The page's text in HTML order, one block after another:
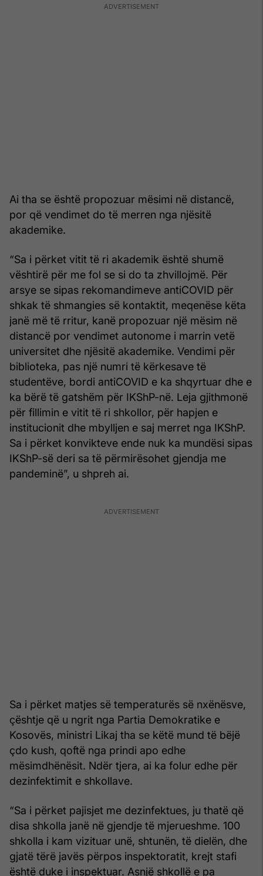
Ai tha se është propozuar mësimi në distancë,
por që vendimet do të merren nga njësitë
akademike.
“Sa i përket vitit të ri akademik është shumë
vështirë për me fol se si do ta zhvillojmë. Për
arsye se sipas rekomandimeve antiCOVID për
shkak të shmangies së kontaktit, meqenëse këta
janë më të rritur, kanë propozuar një mësim në
distancë por vendimet autonome i marrin vetë
universitet dhe njësitë akademike. Vendimi për
biblioteka, pas një numri të kërkesave të
studentëve, bordi antiCOVID e ka shqyrtuar dhe e
ka bërë të gatshëm për IKShP-në. Leja gjithmonë
për fillimin e vitit të ri shkollor, për hapjen e
institucionit dhe mbylljen e saj merret nga IKShP.
Sa i përket konvikteve ende nuk ka mundësi sipas
IKShP-së deri sa të përmirësohet gjendja me
pandeminë”, u shpreh ai.
Sa i përket matjes së temperaturës së nxënësve,
çështje që u ngrit nga Partia Demokratike e
Kosovës, ministri Likaj tha se këtë mund të bëjë
çdo kush, qoftë nga prindi apo edhe
mësimdhënësit. Ndër tjera, ai ka folur edhe për
dezinfektimit e shkollave.
“Sa i përket pajisjet me dezinfektues, ju thatë që
disa shkolla janë në gjendje të mjerueshme. 100
shkolla i kam vizituar unë, shtunën, të dielën, dhe
gjatë tërë javës përpos inspektoratit, krejt stafi
është duke i inspektuar. Asnjë shkollë e pa